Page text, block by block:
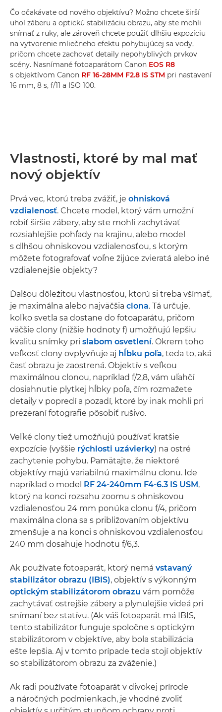
Čo očakávate od nového objektívu? Možno chcete širší
uhol záberu a optickú stabilizáciu obrazu, aby ste mohli
snímať z ruky, ale zároveň chcete použiť dlhšiu expozíciu
na vytvorenie mliečneho efektu pohybujúcej sa vody,
pričom chcete zachovať detaily nepohyblivých prvkov
scény. Nasnímané fotoaparátom Canon EOS R8
s objektívom Canon RF 16-28MM F2.8 IS STM pri nastavení
16 mm, 8 s, f/11 a ISO 100.
Vlastnosti, ktoré by mal mať
nový objektív
Prvá vec, ktorú treba zvážiť, je ohnisková
vzdialenosť. Chcete model, ktorý vám umožní
robiť širšie zábery, aby ste mohli zachytávať
rozsiahlejšie pohľady na krajinu, alebo model
s dlhšou ohniskovou vzdialenosťou, s ktorým
môžete fotografovať voľne žijúce zvieratá alebo iné
vzdialenejšie objekty?
Ďalšou dôležitou vlastnosťou, ktorú si treba všímať,
je maximálna alebo najväčšia clona. Tá určuje,
koľko svetla sa dostane do fotoaparátu, pričom
väčšie clony (nižšie hodnoty f) umožňujú lepšiu
kvalitu snímky pri slabom osvetlení. Okrem toho
veľkosť clony ovplyvňuje aj hĺbku poľa, teda to, aká
časť obrazu je zaostrená. Objektív s veľkou
maximálnou clonou, napríklad f/2,8, vám uľahčí
dosiahnutie plytkej hĺbky poľa, čím rozmažete
detaily v popredí a pozadí, ktoré by inak mohli pri
prezeraní fotografie pôsobiť rušivo.
Veľké clony tiež umožňujú používať kratšie
expozície (vyššie rýchlosti uzávierky) na ostré
zachytenie pohybu. Pamätajte, že niektoré
objektívy majú variabilnú maximálnu clonu. Ide
napríklad o model RF 24-240mm F4-6.3 IS USM,
ktorý na konci rozsahu zoomu s ohniskovou
vzdialenosťou 24 mm ponúka clonu f/4, pričom
maximálna clona sa s približovaním objektívu
zmenšuje a na konci s ohniskovou vzdialenosťou
240 mm dosahuje hodnotu f/6,3.
Ak používate fotoaparát, ktorý nemá vstavaný
stabilizátor obrazu (IBIS), objektív s výkonným
optickým stabilizátorom obrazu vám pomôže
zachytávať ostrejšie zábery a plynulejšie videá pri
snímaní bez statívu. (Ak váš fotoaparát má IBIS,
tento stabilizátor funguje spoločne s optickým
stabilizátorom v objektíve, aby bola stabilizácia
ešte lepšia. Aj v tomto prípade teda stojí objektív
so stabilizátorom obrazu za zváženie.)
Ak radi používate fotoaparát v divokej prírode
a náročných podmienkach, je vhodné zvoliť